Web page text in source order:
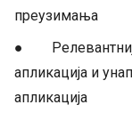
преузимања
●
апликација и
апликација